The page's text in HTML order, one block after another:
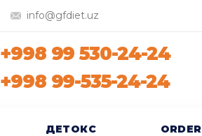
info@gfdiet.uz
+998 99 530-24-24
+998 99-535-24-24
ДЕТОКС ORDER